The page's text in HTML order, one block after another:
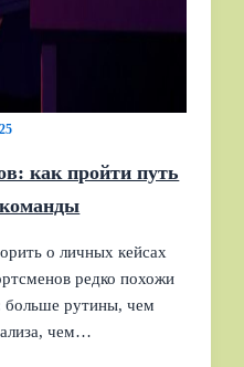
как пройти путь
о личных кейсах
редко похожи
больше рутины, чем
чем…